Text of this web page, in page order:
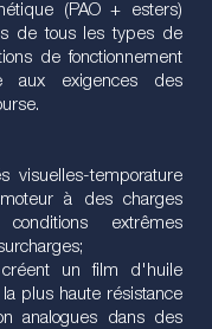
(PAO + esters)
de tous les types de
de fonctionnement
aux exigences des
visuelles-temporature
à des charges
extrêmes
un film d'huile
plus haute résistance
analogues dans des